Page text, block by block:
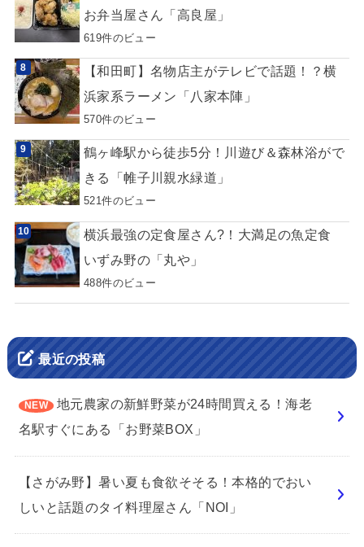
お弁当屋さん「高良屋」
619件のビュー
【和田町】名物店主がテレビで話題！？横
浜家系ラーメン「八家本陣」
570件のビュー
鶴ヶ峰駅から徒歩5分！川遊び＆森林浴がで
きる「帷子川親水緑道」
521件のビュー
横浜最強の定食屋さん?！大満足の魚定食
いずみ野の「丸や」
488件のビュー
最近の投稿
地元農家の新鮮野菜が24時間買える！海老
名駅すぐにある「お野菜BOX」
【さがみ野】暑い夏も食欲そそる！本格的でおい
しいと話題のタイ料理屋さん「NOI」